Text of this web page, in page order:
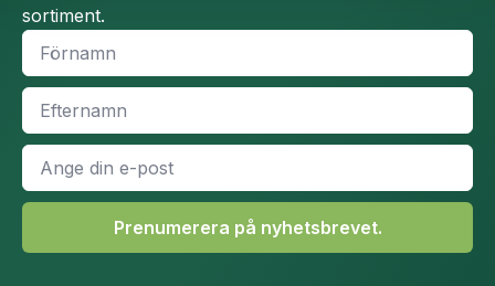
sortiment.
Namn
Efternamn
E-
post
*
Prenumerera på nyhetsbrevet.